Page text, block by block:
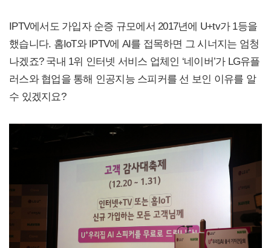
IPTV에서도 가입자 순증 규모에서 2017년에 U+tv가 1등을
했습니다. 홈IoT와 IPTV에 AI를 접목하면 그 시너지는 엄청
나겠죠? 국내 1위 인터넷 서비스 업체인 ‘네이버’가 LG유플
러스와 협업을 통해 인공지능 스피커를 선 보인 이유를 알
수 있겠지요?